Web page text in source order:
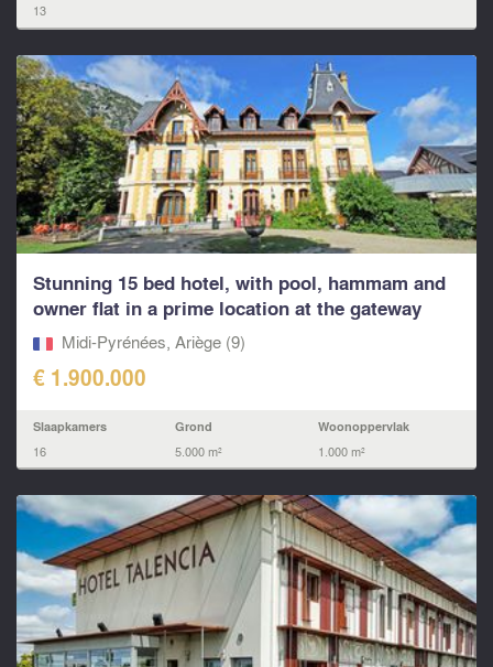
13
Stunning 15 bed hotel, with pool, hammam and
owner flat in a prime location at the gateway
to...Midi-Pyrénées, Ariège (9)
€ 1.900.000
Slaapkamers
16
Grond
5.000 m²
Woonoppervlak
1.000 m²